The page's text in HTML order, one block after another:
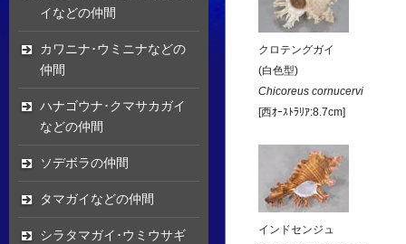
クロテングガイ
(白色型)
Chicoreus cornucervi
[西ｵｰｽﾄﾗﾘｱ:8.7cm]
インドセンジュ
イなどの仲間
カワニナ･ウミニナなどの
仲間
ハナゴウナ･クマサカガイ
などの仲間
ソデボラの仲間
タマガイなどの仲間
シラタマガイ･ウミウサギ